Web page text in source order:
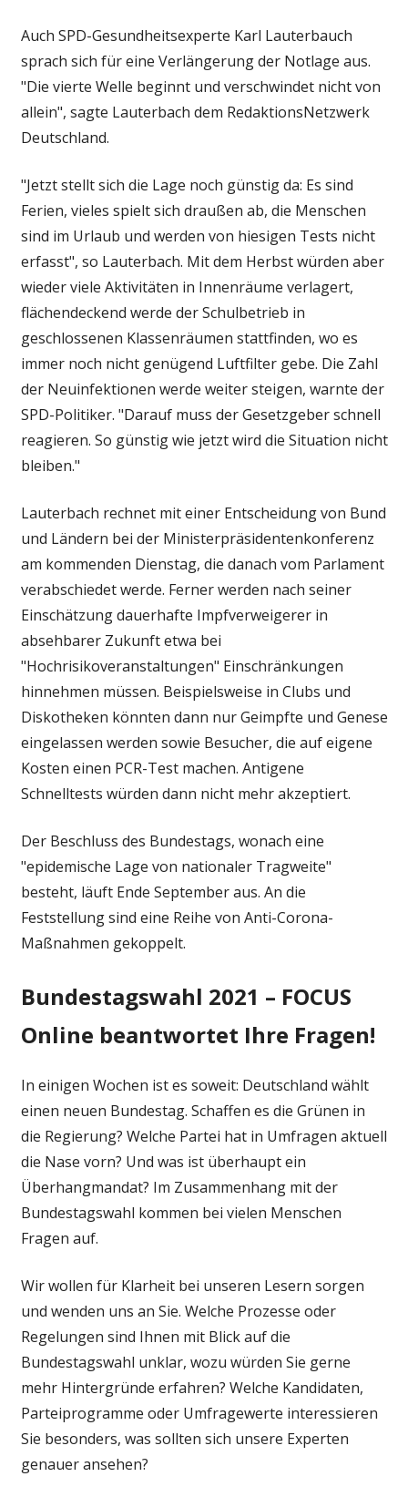
Auch SPD-Gesundheitsexperte Karl Lauterbauch
sprach sich für eine Verlängerung der Notlage aus.
"Die vierte Welle beginnt und verschwindet nicht von
allein", sagte Lauterbach dem RedaktionsNetzwerk
Deutschland.
"Jetzt stellt sich die Lage noch günstig da: Es sind
Ferien, vieles spielt sich draußen ab, die Menschen
sind im Urlaub und werden von hiesigen Tests nicht
erfasst", so Lauterbach. Mit dem Herbst würden aber
wieder viele Aktivitäten in Innenräume verlagert,
flächendeckend werde der Schulbetrieb in
geschlossenen Klassenräumen stattfinden, wo es
immer noch nicht genügend Luftfilter gebe. Die Zahl
der Neuinfektionen werde weiter steigen, warnte der
SPD-Politiker. "Darauf muss der Gesetzgeber schnell
reagieren. So günstig wie jetzt wird die Situation nicht
bleiben."
Lauterbach rechnet mit einer Entscheidung von Bund
und Ländern bei der Ministerpräsidentenkonferenz
am kommenden Dienstag, die danach vom Parlament
verabschiedet werde. Ferner werden nach seiner
Einschätzung dauerhafte Impfverweigerer in
absehbarer Zukunft etwa bei
"Hochrisikoveranstaltungen" Einschränkungen
hinnehmen müssen. Beispielsweise in Clubs und
Diskotheken könnten dann nur Geimpfte und Genese
eingelassen werden sowie Besucher, die auf eigene
Kosten einen PCR-Test machen. Antigene
Schnelltests würden dann nicht mehr akzeptiert.
Der Beschluss des Bundestags, wonach eine
"epidemische Lage von nationaler Tragweite"
besteht, läuft Ende September aus. An die
Feststellung sind eine Reihe von Anti-Corona-
Maßnahmen gekoppelt.
Bundestagswahl 2021 – FOCUS
Online beantwortet Ihre Fragen!
In einigen Wochen ist es soweit: Deutschland wählt
einen neuen Bundestag. Schaffen es die Grünen in
die Regierung? Welche Partei hat in Umfragen aktuell
die Nase vorn? Und was ist überhaupt ein
Überhangmandat? Im Zusammenhang mit der
Bundestagswahl kommen bei vielen Menschen
Fragen auf.
Wir wollen für Klarheit bei unseren Lesern sorgen
und wenden uns an Sie. Welche Prozesse oder
Regelungen sind Ihnen mit Blick auf die
Bundestagswahl unklar, wozu würden Sie gerne
mehr Hintergründe erfahren? Welche Kandidaten,
Parteiprogramme oder Umfragewerte interessieren
Sie besonders, was sollten sich unsere Experten
genauer ansehen?